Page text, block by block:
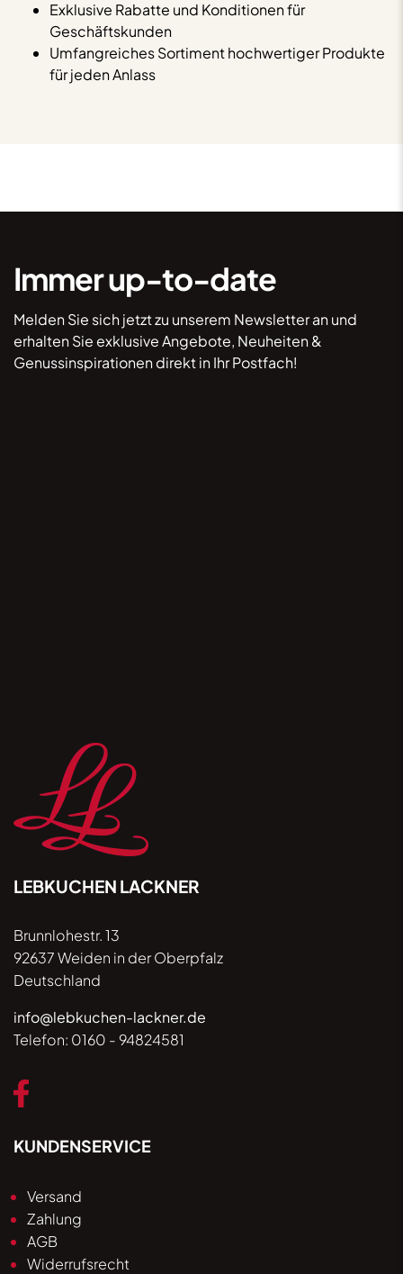
Exklusive Rabatte und Konditionen für
Geschäftskunden
Umfangreiches Sortiment hochwertiger Produkte
für jeden Anlass
Immer up-to-date
Melden Sie sich jetzt zu unserem Newsletter an und
erhalten Sie exklusive Angebote, Neuheiten &
Genussinspirationen direkt in Ihr Postfach!
LEBKUCHEN LACKNER
Brunnlohestr. 13
92637 Weiden in der Oberpfalz
Deutschland
info@lebkuchen-lackner.de
Telefon: 0160 - 94824581
KUNDENSERVICE
Versand
Zahlung
AGB
Widerrufsrecht